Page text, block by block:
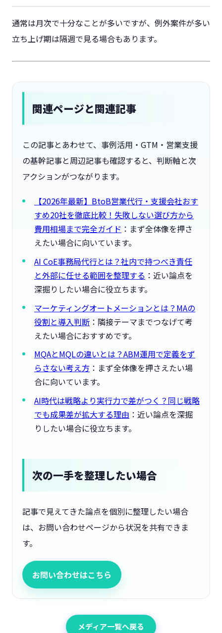
通常は月次で十分なことが多いですが、例外案件が多い
立ち上げ期は隔週で見る場合もあります。
関連ページと関連記事
この記事とあわせて、事例活用・GTM・営業支援
の基幹記事と周辺記事も確認すると、判断軸と次
アクションがつながります。
【2026年最新】BtoB営業代行・支援会社おす
すめ20社を徹底比較！失敗しない選び方から
費用相場まで完全ガイド ：まず全体像を押さ
えたい場合に向いています。
AI CoE事務局代行とは？社内で持つべき責任
と外部に任せる範囲を整理する ：近い論点を
深掘りしたい場合に役立ちます。
マーケティングオートメーションとは？MAの
役割と導入判断 ：隣接テーマまでつなげて考
えたい場合におすすめです。
MQAとMQLの違いとは？ABM運用で定義をず
らさない考え方 ：まず全体像を押さえたい場
合に向いています。
AI時代は戦略より実行力で差がつく？同じ戦略
でも成果差が拡大する理由 ：近い論点を深掘
りしたい場合に役立ちます。
次の一手を整理したい場合
記事で見えてきた論点を個別に整理したい場合
は、お問い合わせページから状況を共有できま
す。
お問い合わせはこちら
メディア一覧へ戻る